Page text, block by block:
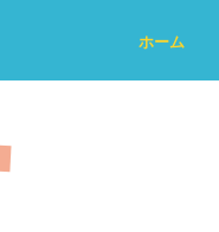
ホーム